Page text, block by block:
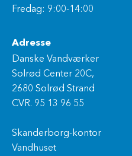
Fredag: 9:00-14:00
Adresse
Danske Vandværker
Solrød Center 20C,
2680 Solrød Strand
CVR. 95 13 96 55
Skanderborg-kontor
Vandhuset